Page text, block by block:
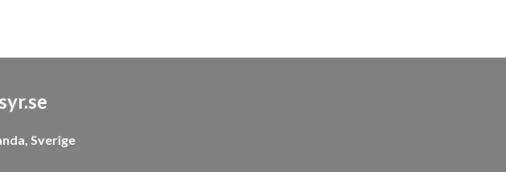
Sverige